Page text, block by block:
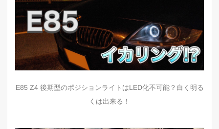
E85 Z4 後期型のポジションライトはLED化不可能？白く明る
くは出来る！